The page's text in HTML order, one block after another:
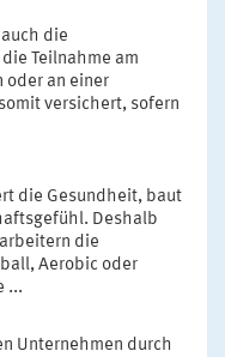
die
Teilnahme am
oder an einer
versichert, sofern
die Gesundheit, baut
Deshalb
die
Aerobic oder
...
Unternehmen durch